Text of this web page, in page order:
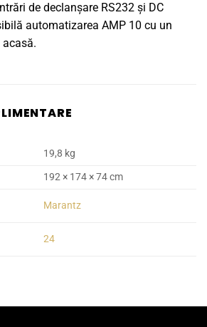
de declanșare RS232 și DC
automatizarea AMP 10 cu un
19,8 kg
192 × 174 × 74 cm
Marantz
24